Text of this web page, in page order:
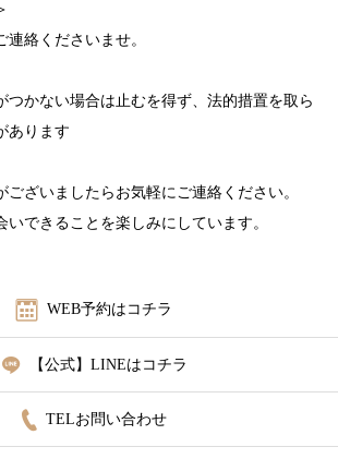
絡くださいませ。
かない場合は止むを得ず、法的措置を取ら
あります
ございましたらお気軽にご連絡ください。
いできることを楽しみにしています。
WEB予約はコチラ
【公式】LINEはコチラ
TELお問い合わせ